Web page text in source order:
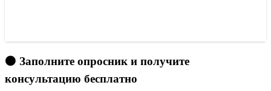
🟠 Заполните опросник и получите
консультацию бесплатно